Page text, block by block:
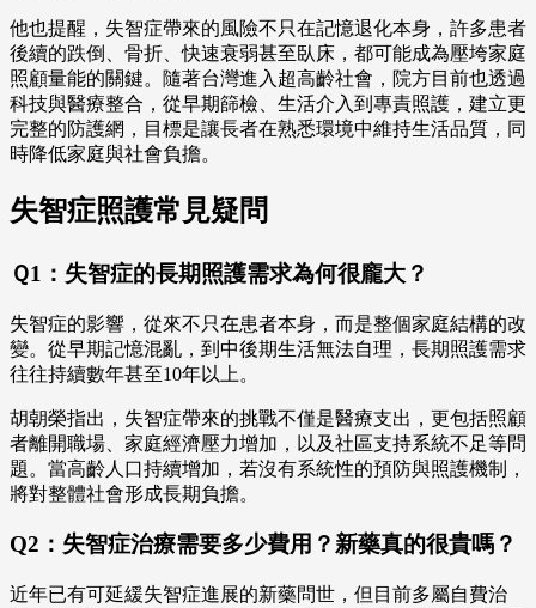
他也提醒，失智症帶來的風險不只在記憶退化本身，許多患者
後續的跌倒、骨折、快速衰弱甚至臥床，都可能成為壓垮家庭
照顧量能的關鍵。隨著台灣進入超高齡社會，院方目前也透過
科技與醫療整合，從早期篩檢、生活介入到專責照護，建立更
完整的防護網，目標是讓長者在熟悉環境中維持生活品質，同
時降低家庭與社會負擔。
失智症照護常見疑問
Ｑ1：失智症的長期照護需求為何很龐大？
失智症的影響，從來不只在患者本身，而是整個家庭結構的改
變。從早期記憶混亂，到中後期生活無法自理，長期照護需求
往往持續數年甚至10年以上。
胡朝榮指出，失智症帶來的挑戰不僅是醫療支出，更包括照顧
者離開職場、家庭經濟壓力增加，以及社區支持系統不足等問
題。當高齡人口持續增加，若沒有系統性的預防與照護機制，
將對整體社會形成長期負擔。
Q2：失智症治療需要多少費用？新藥真的很貴嗎？
近年已有可延緩失智症進展的新藥問世，但目前多屬自費治